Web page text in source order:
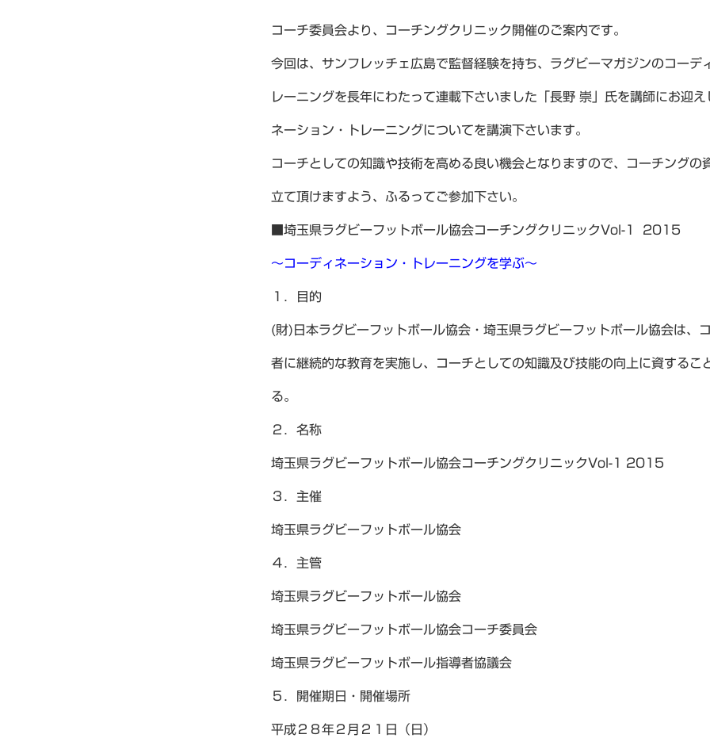
コーチ委員会より、コーチングクリニック開催のご案内です。
今回は、サンフレッチェ広島で監督経験を持ち、ラグビーマガジンのコーデ
レーニングを長年にわたって連載下さいました「長野 崇」氏を講師にお迎
ネーション・トレーニングについてを講演下さいます。
コーチとしての知識や技術を高める良い機会となりますので、コーチングの
立て頂けますよう、ふるってご参加下さい。
■埼玉県ラグビーフットボール協会コーチングクリニックVol-1 2015
～コーディネーション・トレーニングを学ぶ～
１．目的
(財)日本ラグビーフットボール協会・埼玉県ラグビーフットボール協会は、
者に継続的な教育を実施し、コーチとしての知識及び技能の向上に資するこ
る。
２．名称
埼玉県ラグビーフットボール協会コーチングクリニックVol-1 2015
３．主催
埼玉県ラグビーフットボール協会
４．主管
埼玉県ラグビーフットボール協会
埼玉県ラグビーフットボール協会コーチ委員会
埼玉県ラグビーフットボール指導者協議会
５．開催期日・開催場所
平成２８年２月２１日（日）